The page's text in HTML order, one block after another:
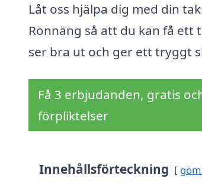
Låt oss hjälpa dig med din
Rönnäng så att du kan få ett
ser bra ut och ger ett tryggt
Få 3 erbjudanden, gratis
förpliktelser
Innehållsförteckning